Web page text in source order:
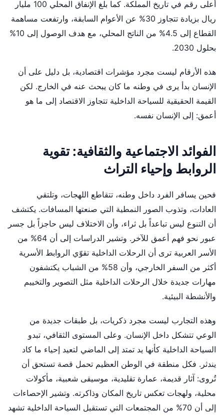
أعلى رقم في تاريخ المملكة. كما بلغ الإنفاق المحلي 100 مليار
ريال بزيادة تتجاوز 30% عن الأعوام السابقة، وارتفعت مساهمة
القطاع إلى 4.5% من الناتج المحلي، مع هدف الوصول إلى 10%
بحلول 2030.
هذه الأرقام ليست مجرد مؤشرات اقتصادية، بل دليل على أن
الإنسان بدأ يرى في وطنه ما كان يبحث عنه في الخارج. لكن
القيمة الحقيقية للسياحة الداخلية تتجاوز الاقتصاد إلى ما هو
أعمق: إلى الإنسان نفسه.
الفوائد الاجتماعية والثقافية: تقوية
الروابط وإحياء التراث
فحين يسافر الفرد داخل وطنه، تتقاطع اللهجات، وتلتقي
العادات، وتذوب الصور النمطية التي صنعتها المسافات. يكتشف
أن التنوع ليس تباعداً بل ثراء، وأن الاختلاف ليس حاجزاً بل جسر
عبور نحو فهم أعمق للآخر. وتشير الدراسات إلى أن 64% من
الأسر العربية ترى أن الرحلات الداخلية تقوّي الروابط الأسرية
أكثر من السفر الخارجي، وأن 58% من الشباب يكتشفون
مهارات جديدة خلال الرحلات الداخلية مثل التصوير والتخييم
والأنشطة البيئية.
وهذه التجارب ليست مجرد ذكريات، بل طبقات جديدة من
الوعي تتشكل داخل الإنسان. وعلى المستوى الثقافي، تبدو
السياحة الداخلية كأنها يد تمتد إلى الماضي لتعيد إحياء ما كاد
يندثر. فكل منطقة في الوطن العظيم تحمل قصة تستحق أن
تُروى: آثار قديمة، عمارة تقليدية، موسيقى شعبية، مأكولات
محلية، ولهجات تعكس تاريخ المكان وذاكرته. وتشير الإحصاءات
إلى أن 70% من المجتمعات التي تستقبل السياحة الداخلية تشهد